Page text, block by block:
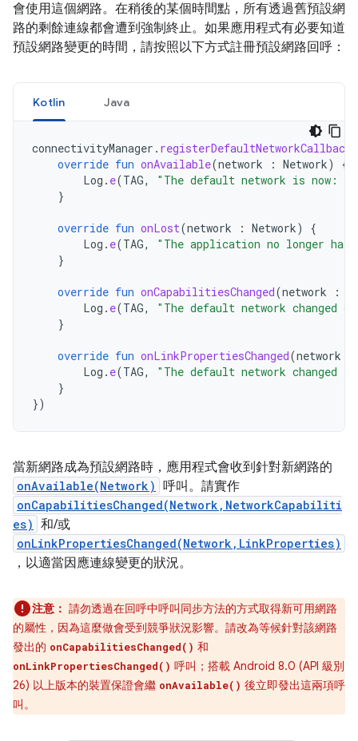
會使用這個網路。在稍後的某個時間點，所有透過舊預設網
路的剩餘連線都會遭到強制終止。如果應用程式有必要知道
預設網路變更的時間，請按照以下方式註冊預設網路回呼：
Kotlin Java
connectivityManager . registerDefaultNetworkCallback
override fun onAvailable(network : Network)
{
Log . e(TAG,
"The default network is now: "
}
override fun onLost(network : Network)
{
Log . e(TAG,
"The application no longer
}
override fun onCapabilitiesChanged(network :
Log . e(TAG,
"The default network changed
}
override fun onLinkPropertiesChanged(network
Log . e(TAG,
"The default network changed
}
})
當新網路成為預設網路時，應用程式會收到針對新網路的
onAvailable(Network) 呼叫。請實作
onCapabilitiesChanged(Network,NetworkCapabiliti
es) 和/或
onLinkPropertiesChanged(Network,LinkProperties)
，以適當因應連線變更的狀況。
注意： 請勿透過在回呼中呼叫同步方法的方式取得新可用網路
的屬性，因為這麼做會受到競爭狀況影響。請改為等候針對該網路
發出的 onCapabilitiesChanged() 和
onLinkPropertiesChanged() 呼叫；搭載 Android 8.0 (API 級別
26) 以上版本的裝置保證會繼 onAvailable() 後立即發出這兩項呼
叫。